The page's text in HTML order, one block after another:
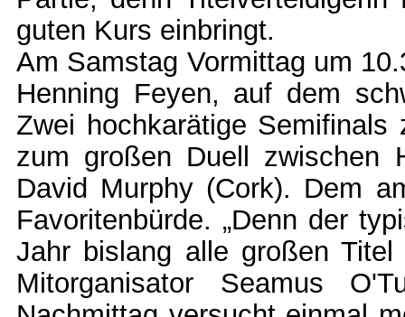
guten Kurs einbringt.
Am Samstag Vormittag um
Henning Feyen, auf dem
Zwei hochkarätige
zum großen Duell zwischen
David Murphy (Cork). Dem
Favoritenbürde. „Denn der
Jahr bislang alle großen
Mitorganisator Seamus